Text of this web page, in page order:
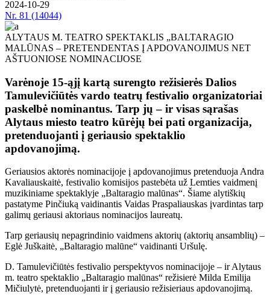
2024-10-29
Nr. 81 (14044)
ALYTAUS M. TEATRO SPEKTAKLIS „BALTARAGIO
MALŪNAS – PRETENDENTAS Į APDOVANOJIMUS NET
AŠTUONIOSE NOMINACIJOSE
Varėnoje 15-ąjį kartą surengto režisierės Dalios
Tamulevičiūtės vardo teatrų festivalio organizatoriai
paskelbė nominantus. Tarp jų – ir visas sąrašas
Alytaus miesto teatro kūrėjų bei pati organizacija,
pretenduojanti į geriausio spektaklio
apdovanojimą.
Geriausios aktorės nominacijoje į apdovanojimus pretenduoja Andra
Kavaliauskaitė, festivalio komisijos pastebėta už Lemties vaidmenį
muzikiniame spektaklyje „Baltaragio malūnas“. Šiame alytiškių
pastatyme Pinčiuką vaidinantis Vaidas Praspaliauskas įvardintas tarp
galimų geriausi aktoriaus nominacijos laureatų.
Tarp geriausių nepagrindinio vaidmens aktorių (aktorių ansamblių) –
Eglė Juškaitė, „Baltaragio malūne“ vaidinanti Uršulę.
D. Tamulevičiūtės festivalio perspektyvos nominacijoje – ir Alytaus
m. teatro spektaklio „Baltaragio malūnas“ režisierė Milda Emilija
Mičiulytė, pretenduojanti ir į geriausio režisieriaus apdovanojimą.